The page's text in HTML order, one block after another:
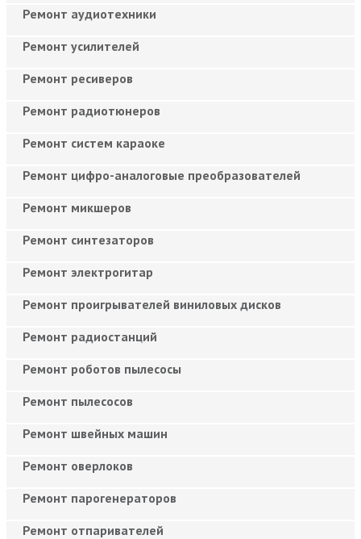
Ремонт аудиотехники
Ремонт усилителей
Ремонт ресиверов
Ремонт радиотюнеров
Ремонт систем караоке
Ремонт цифро-аналоговые преобразователей
Ремонт микшеров
Ремонт синтезаторов
Ремонт электрогитар
Ремонт проигрывателей виниловых дисков
Ремонт радиостанций
Ремонт роботов пылесосы
Ремонт пылесосов
Ремонт швейных машин
Ремонт оверлоков
Ремонт парогенераторов
Ремонт отпаривателей